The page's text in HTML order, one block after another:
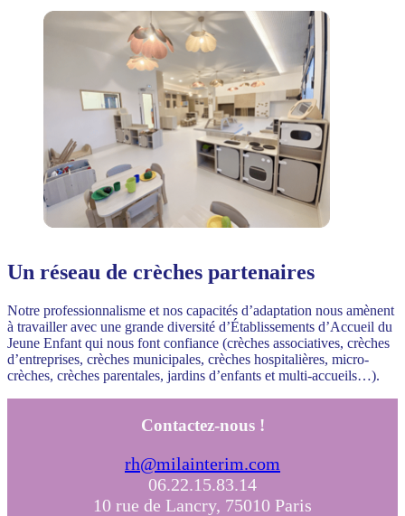
Un réseau de crèches partenaires
Notre professionnalisme et nos capacités d’adaptation nous amènent
à travailler avec une grande diversité d’Établissements d’Accueil du
Jeune Enfant qui nous font confiance (crèches associatives, crèches
d’entreprises, crèches municipales, crèches hospitalières, micro-
crèches, crèches parentales, jardins d’enfants et multi-accueils…).
Contactez-nous !
rh@milainterim.com
06.22.15.83.14
10 rue de Lancry, 75010 Paris